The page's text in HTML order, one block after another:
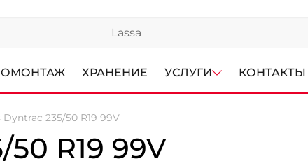
ХРАНЕНИЕ УСЛУГИ КОНТАКТЫ
Dyntrac 235/50 R19 99V
50 R19 99V